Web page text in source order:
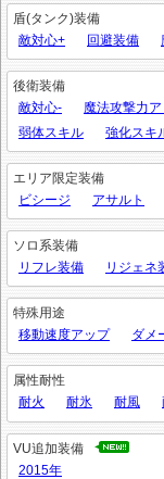
盾(タンク)装備
敵対心+
回避装備
後衛装備
敵対心-
魔法攻撃力
弱体スキル
強化スキ
エリア限定装備
ビシージ
アサルト
ソロ系装備
リフレ装備
リジェネ
特殊用途
移動速度アップ
ダメ
属性耐性
耐火
耐氷 耐風
VU追加装備
2015年